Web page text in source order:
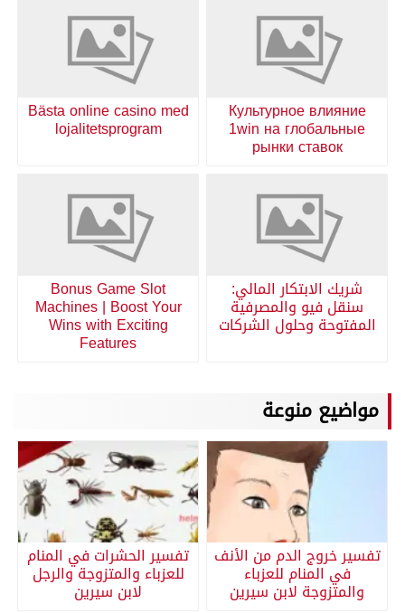
Культурное влияние
1win на глобальные
рынки ставок
Bästa online casino med
lojalitetsprogram
شريك الابتكار المالي:
سنقل فيو والمصرفية
المفتوحة وحلول الشركات
Bonus Game Slot
Machines | Boost Your
Wins with Exciting
Features
مواضيع منوعة
تفسير خروج الدم من الأنف
في المنام للعزباء
والمتزوجة لابن سيرين
تفسير الحشرات في المنام
للعزباء والمتزوجة والرجل
لابن سيرين